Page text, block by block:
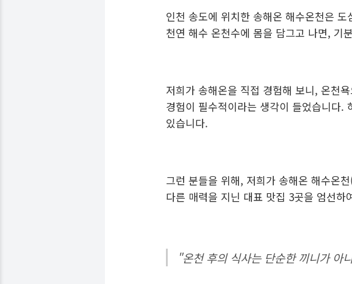
인천 송도에 위치한 송해온 해수온천은
천연 해수 온천수에 몸을 담그고 나면, 기
저희가 송해온을 직접 경험해 보니, 온천
경험이 필수적이라는 생각이 들었습니다.
있습니다.
그런 분들을 위해, 저희가 송해온 해수온
다른 매력을 지닌 대표 맛집 3곳을 엄선하
"온천 후의 식사는 단순한 끼니가 아